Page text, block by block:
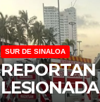
SUR DE SINALOA